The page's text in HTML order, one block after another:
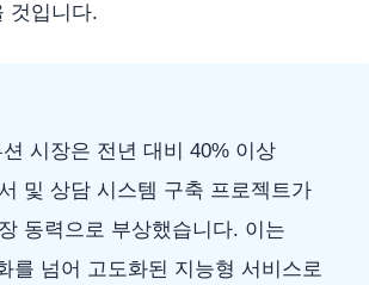
것입니다.
시장은 전년 대비 40% 이상
및 상담 시스템 구축 프로젝트가
동력으로 부상했습니다. 이는
를 넘어 고도화된 지능형 서비스로